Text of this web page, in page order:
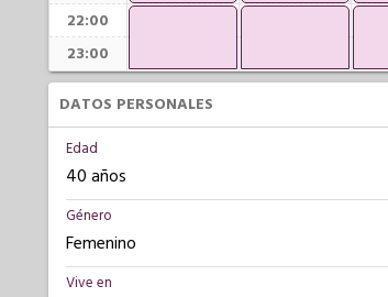
22:00
23:00
DATOS PERSONALES
Edad
40 años
Género
Femenino
Vive en